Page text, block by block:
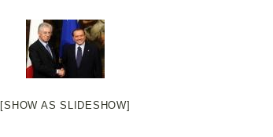
[SHOW AS SLIDESHOW]